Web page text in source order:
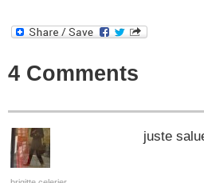
4 Comments
juste